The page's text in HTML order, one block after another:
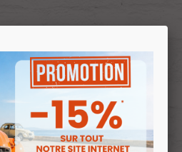
clubRenov 2cv
Souscrire
au clubRenov 2cv